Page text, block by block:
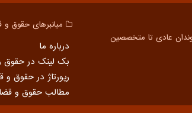
میانبرهای حقوق و
درباره ما
بک لینک در حقوق
رپورتاژ در حقوق و
مطالب حقوق و قضا